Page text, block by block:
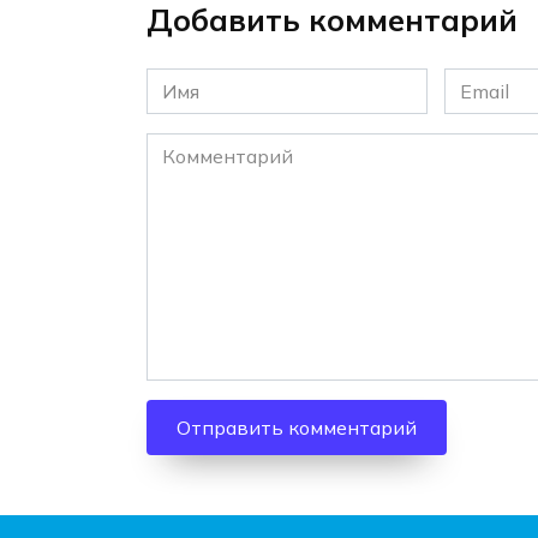
Добавить комментарий
Имя
*
Email
*
Комментарий